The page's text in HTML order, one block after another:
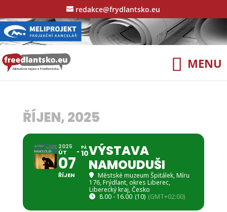
redakce@frydlantsko.eu
ŘÍJEN, 2025
2025
ÚT
07
ŘÍJEN
PÁ
10VÝSTAVA
NAMOUDUŠI
Městské muzeum Špitálek, Míru
176, Frýdlant, okres Liberec,
Liberecký kraj, Česko
8.00 - 16.00 (10) (GMT+02:00)